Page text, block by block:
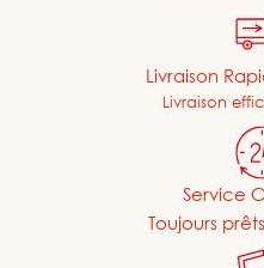
Livraison
Livraison
Service
Toujours